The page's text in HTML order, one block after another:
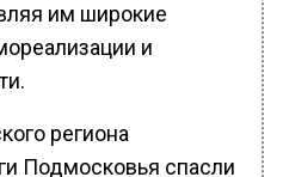
им широкие
и
региона
Подмосковья спасли